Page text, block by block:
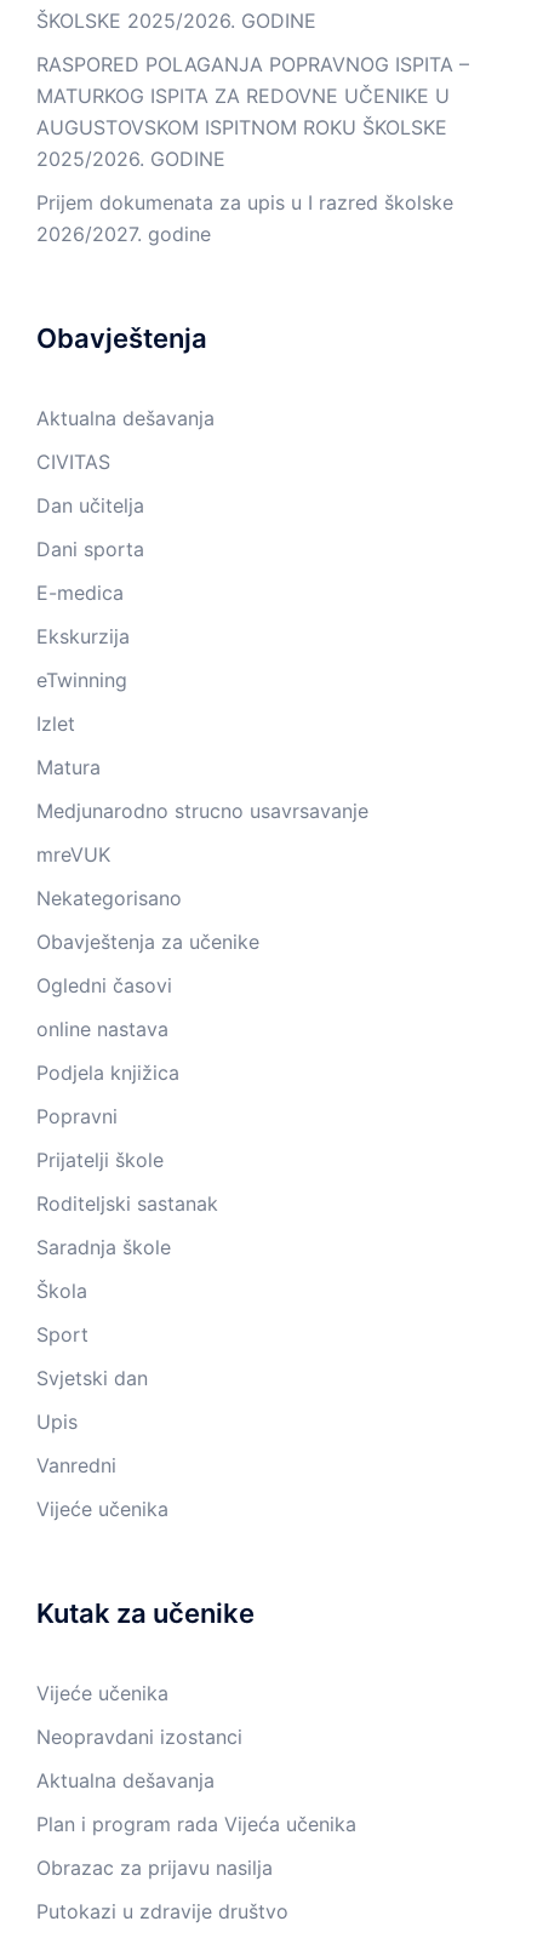
ŠKOLSKE 2025/2026. GODINE
RASPORED POLAGANJA POPRAVNOG ISPITA –
MATURKOG ISPITA ZA REDOVNE UČENIKE U
AUGUSTOVSKOM ISPITNOM ROKU ŠKOLSKE
2025/2026. GODINE
Prijem dokumenata za upis u I razred školske
2026/2027. godine
Obavještenja
Aktualna dešavanja
CIVITAS
Dan učitelja
Dani sporta
E-medica
Ekskurzija
eTwinning
Izlet
Matura
Medjunarodno strucno usavrsavanje
mreVUK
Nekategorisano
Obavještenja za učenike
Ogledni časovi
online nastava
Podjela knjižica
Popravni
Prijatelji škole
Roditeljski sastanak
Saradnja škole
Škola
Sport
Svjetski dan
Upis
Vanredni
Vijeće učenika
Kutak za učenike
Vijeće učenika
Neopravdani izostanci
Aktualna dešavanja
Plan i program rada Vijeća učenika
Obrazac za prijavu nasilja
Putokazi u zdravije društvo